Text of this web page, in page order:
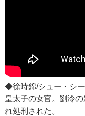
◆徐時錦/シュー・シー
皇太子の女官。劉泠
れ処刑された。